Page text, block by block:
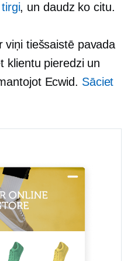
tirgi, un daudz ko citu.
viņi tiešsaistē pavada
klientu pieredzi un
Ecwid. Sāciet